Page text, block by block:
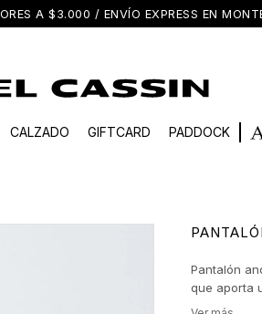
A $3.000 / ENVÍO EXPRESS EN
CALZADO GIFTCARD PADDOCK
Pantalón
que aporta
amplia